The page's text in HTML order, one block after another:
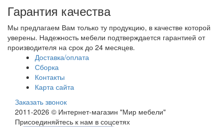
Гарантия качества
Мы предлагаем Вам только ту продукцию, в качестве которой
уверены. Надежность мебели подтверждается гарантией от
производителя на срок до 24 месяцев.
Доставка/оплата
Сборка
Контакты
Карта сайта
Заказать звонок
2011-2026 © Интернет-магазин "Мир мебели"
Присоединяйтесь к нам в соцсетях